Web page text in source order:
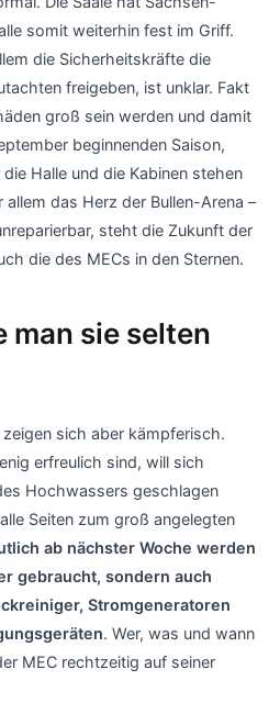
somit weiterhin fest im Griff.
die Sicherheitskräfte die
freigeben, ist unklar. Fakt
groß sein werden und damit
beginnenden Saison,
Halle und die Kabinen stehen
das Herz der Bullen-Arena –
steht die Zukunft der
die des MECs in den Sternen.
man sie selten
zeigen sich aber kämpferisch.
erfreulich sind, will sich
Hochwassers geschlagen
Seiten zum groß angelegten
ab nächster Woche werden
gebraucht, sondern auch
Stromgeneratoren
. Wer, was und wann
MEC rechtzeitig auf seiner